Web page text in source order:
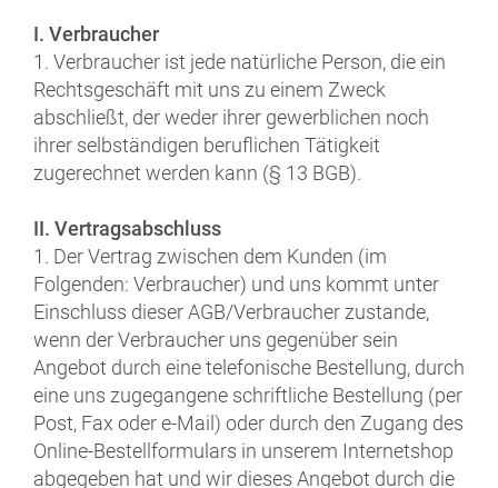
I. Verbraucher
1. Verbraucher ist jede natürliche Person, die ein
Rechtsgeschäft mit uns zu einem Zweck
abschließt, der weder ihrer gewerblichen noch
ihrer selbständigen beruflichen Tätigkeit
zugerechnet werden kann (§ 13 BGB).
II. Vertragsabschluss
1. Der Vertrag zwischen dem Kunden (im
Folgenden: Verbraucher) und uns kommt unter
Einschluss dieser AGB/Verbraucher zustande,
wenn der Verbraucher uns gegenüber sein
Angebot durch eine telefonische Bestellung, durch
eine uns zugegangene schriftliche Bestellung (per
Post, Fax oder e-Mail) oder durch den Zugang des
Online-Bestellformulars in unserem Internetshop
abgegeben hat und wir dieses Angebot durch die